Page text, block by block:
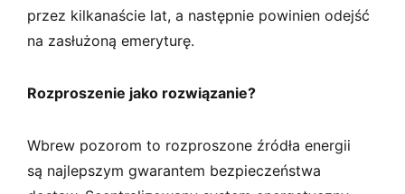
przez kilkanaście lat, a następnie powinien odejść
na zasłużoną emeryturę.
Rozproszenie jako rozwiązanie?
Wbrew pozorom to rozproszone źródła energii
są najlepszym gwarantem bezpieczeństwa